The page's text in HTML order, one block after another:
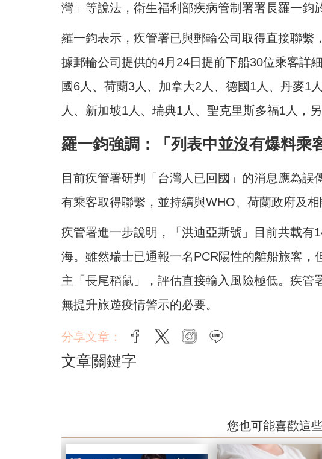
灣」等說法，衛生福利部疾病管制署署長羅一鈞
羅一鈞表示，疾管署已與郵輪公司取得直接聯繫
據郵輪公司提供的4月24日提前下船30位乘客詳
國6人、荷蘭3人、加拿大2人、德國1人、丹麥1
人、新加坡1人、瑞典1人、聖克里斯多福1人，另
羅一鈞強調：「列表中並沒有爆料乘
目前疾管署研判「台灣人已回國」的消息應為
有乘客取得聯繫，並持續與WHO、荷蘭政府及相
疾管署進一步說明，「洪迪亞斯號」目前共載有
海。雖然瑞士已通報一名PCR陽性的離船旅客，
主「長尾稻鼠」，評估直接輸入風險極低。疾管
無提升旅遊疫情警示的必要。
分享文章： facebook
twitter instagram
文章關鍵字
您也可能喜歡這